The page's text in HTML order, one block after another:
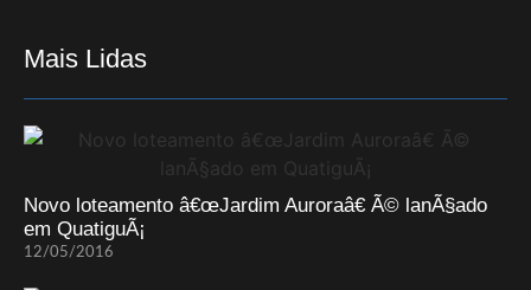
Mais Lidas
Novo loteamento â€œJardim Auroraâ€ Ã© lanÃ§ado
em QuatiguÃ¡
12/05/2016